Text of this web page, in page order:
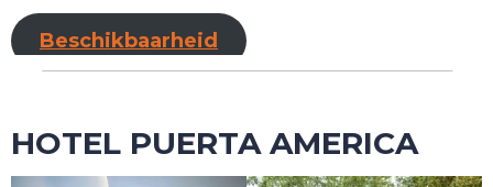
WEBSHOP
Beschikbaarheid
HOTEL PUERTA AMERICA